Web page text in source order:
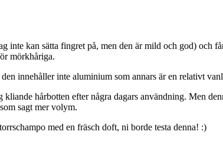
inte kan sätta fingret på, men den är mild och god) och
mörkhåriga.
innehåller inte aluminium som annars är en relativt
hårbotten efter några dagars användning. Men
sagt mer volym.
med en fräsch doft, ni borde testa denna! :)